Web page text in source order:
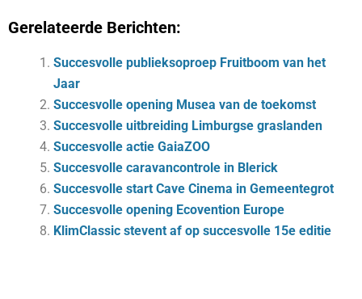
Gerelateerde Berichten:
Succesvolle publieksoproep Fruitboom van het
Jaar
Succesvolle opening Musea van de toekomst
Succesvolle uitbreiding Limburgse graslanden
Succesvolle actie GaiaZOO
Succesvolle caravancontrole in Blerick
Succesvolle start Cave Cinema in Gemeentegrot
Succesvolle opening Ecovention Europe
KlimClassic stevent af op succesvolle 15e editie